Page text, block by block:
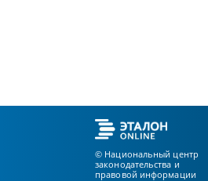
© Национальный центр
законодательства и
правовой информации